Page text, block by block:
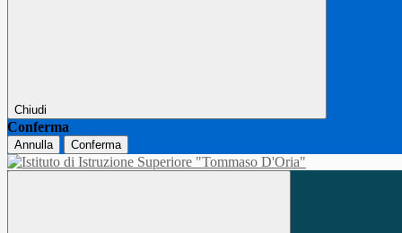
Chiudi
Conferma
Annulla Conferma